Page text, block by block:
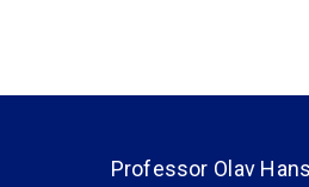
Professor Olav